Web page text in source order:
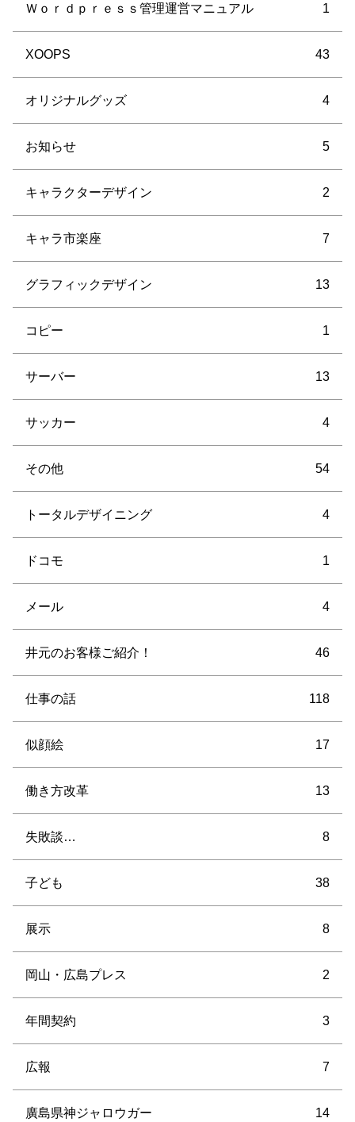
Ｗｏｒｄｐｒｅｓｓ管理運営マニュアル 1
XOOPS 43
オリジナルグッズ 4
お知らせ 5
キャラクターデザイン 2
キャラ市楽座 7
グラフィックデザイン 13
コピー 1
サーバー 13
サッカー 4
その他 54
トータルデザイニング 4
ドコモ 1
メール 4
井元のお客様ご紹介！ 46
仕事の話 118
似顔絵 17
働き方改革 13
失敗談… 8
子ども 38
展示 8
岡山・広島プレス 2
年間契約 3
広報 7
廣島県神ジャロウガー 14